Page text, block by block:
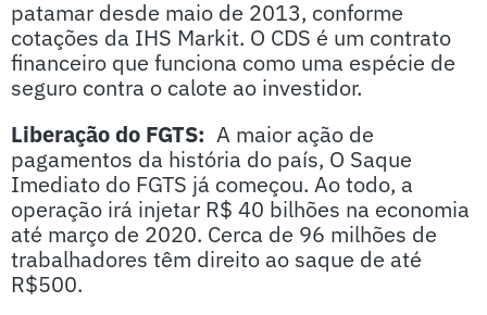
patamar desde maio de 2013, conforme
cotações da IHS Markit. O CDS é um contrato
financeiro que funciona como uma espécie de
seguro contra o calote ao investidor.
Liberação do FGTS: A maior ação de
pagamentos da história do país, O Saque
Imediato do FGTS já começou. Ao todo, a
operação irá injetar R$ 40 bilhões na economia
até março de 2020. Cerca de 96 milhões de
trabalhadores têm direito ao saque de até
R$500.